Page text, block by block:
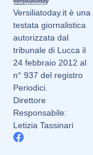
Versiliatoday.it è una
testata giornalistica
autorizzata dal
tribunale di Lucca il
24 febbraio 2012 al
n° 937 del registro
Periodici.
Direttore
Responsabile:
Letizia Tassinari